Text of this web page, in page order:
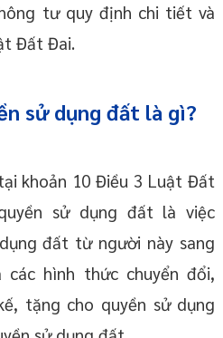
tư quy định chi tiết và
Đất Đai.
sử dụng đất là gì?
khoản 10 Điều 3 Luật Đất
sử dụng đất là việc
đất từ người này sang
hình thức chuyển đổi,
tặng cho quyền sử dụng